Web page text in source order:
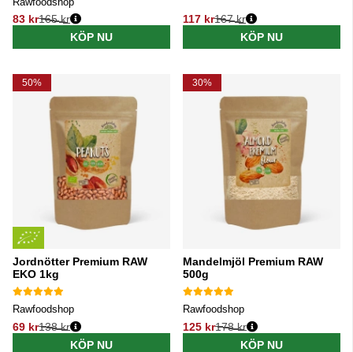
83 kr
Ordinarie pris:
165 kr
KÖP NU
117 kr
Ordinarie pris:
167 kr
KÖP NU
50%
Jordnötter Premium RAW
EKO 1kg
Rawfoodshop
69 kr
Ordinarie pris:
138 kr
KÖP NU
30%
Mandelmjöl Premium RAW
500g
Rawfoodshop
125 kr
Ordinarie pris:
178 kr
KÖP NU